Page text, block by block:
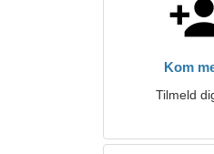
Kom
Tilmeld